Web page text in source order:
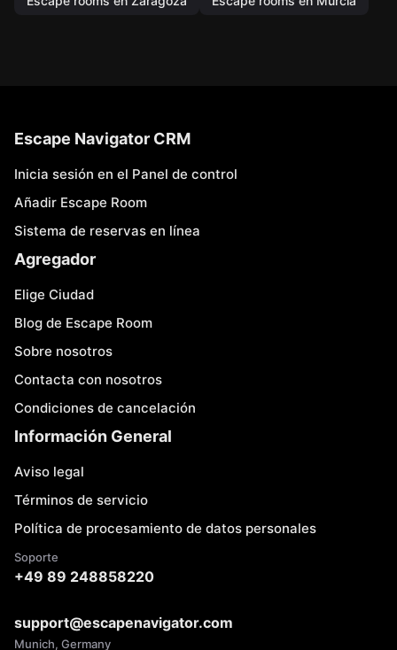
Escape Navigator CRM
Inicia sesión en el Panel de control
Añadir Escape Room
Sistema de reservas en línea
Agregador
Elige Ciudad
Blog de Escape Room
Sobre nosotros
Contacta con nosotros
Condiciones de cancelación
Información General
Aviso legal
Términos de servicio
Política de procesamiento de datos personales
Soporte
+49 89 248858220
support@escapenavigator.com
Munich, Germany